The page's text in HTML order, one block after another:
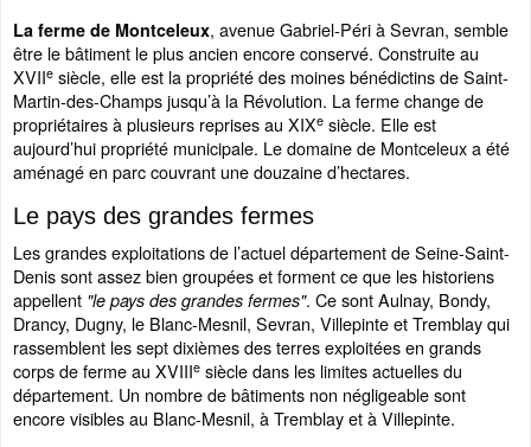
La ferme de Montceleux, avenue Gabriel-Péri à Sevran, semble
être le bâtiment le plus ancien encore conservé. Construite au
XVIIe siècle, elle est la propriété des moines bénédictins de Saint-
Martin-des-Champs jusqu’à la Révolution. La ferme change de
propriétaires à plusieurs reprises au XIXe siècle. Elle est
aujourd’hui propriété municipale. Le domaine de Montceleux a été
aménagé en parc couvrant une douzaine d’hectares.
Le pays des grandes fermes
Les grandes exploitations de l’actuel département de Seine-Saint-
Denis sont assez bien groupées et forment ce que les historiens
appellent "le pays des grandes fermes". Ce sont Aulnay, Bondy,
Drancy, Dugny, le Blanc-Mesnil, Sevran, Villepinte et Tremblay qui
rassemblent les sept dixièmes des terres exploitées en grands
corps de ferme au XVIIIe siècle dans les limites actuelles du
département. Un nombre de bâtiments non négligeable sont
encore visibles au Blanc-Mesnil, à Tremblay et à Villepinte.